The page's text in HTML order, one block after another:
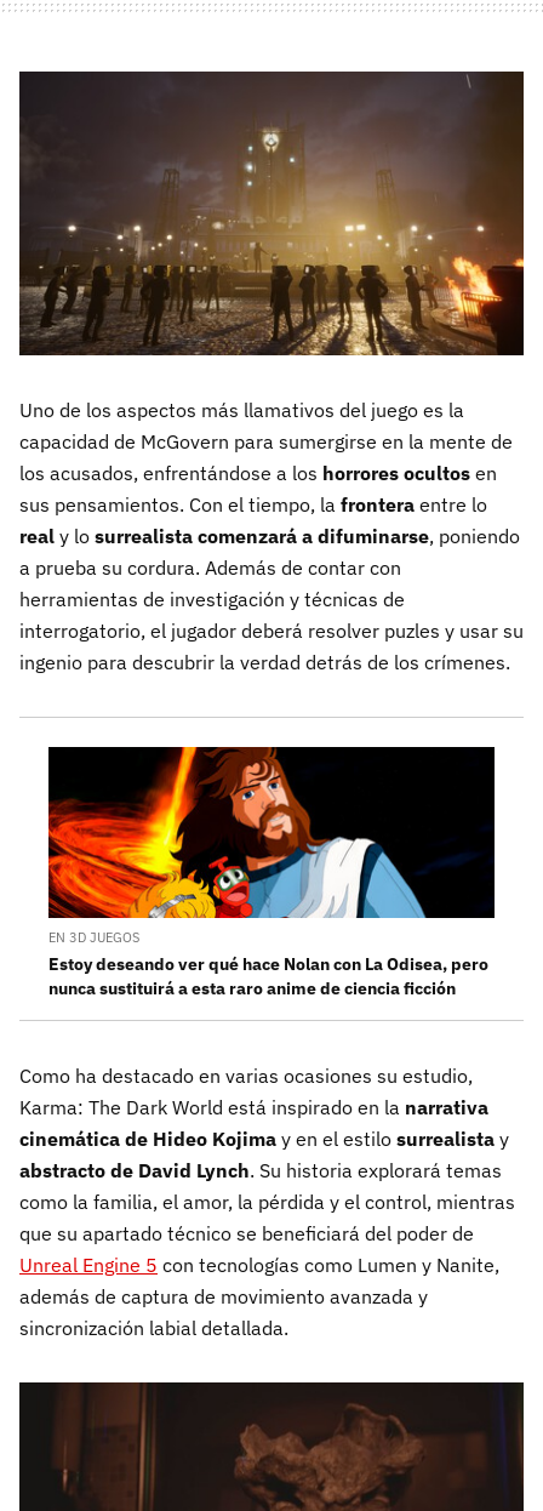
Uno de los aspectos más llamativos del juego es la
capacidad de McGovern para sumergirse en la mente de
los acusados, enfrentándose a los horrores ocultos en
sus pensamientos. Con el tiempo, la frontera entre lo
real y lo surrealista comenzará a difuminarse, poniendo
a prueba su cordura. Además de contar con
herramientas de investigación y técnicas de
interrogatorio, el jugador deberá resolver puzles y usar su
ingenio para descubrir la verdad detrás de los crímenes.
EN 3D JUEGOS
Estoy deseando ver qué hace Nolan con La Odisea, pero
nunca sustituirá a esta raro anime de ciencia ficción
Como ha destacado en varias ocasiones su estudio,
Karma: The Dark World está inspirado en la narrativa
cinemática de Hideo Kojima y en el estilo surrealista y
abstracto de David Lynch. Su historia explorará temas
como la familia, el amor, la pérdida y el control, mientras
que su apartado técnico se beneficiará del poder de
Unreal Engine 5 con tecnologías como Lumen y Nanite,
además de captura de movimiento avanzada y
sincronización labial detallada.